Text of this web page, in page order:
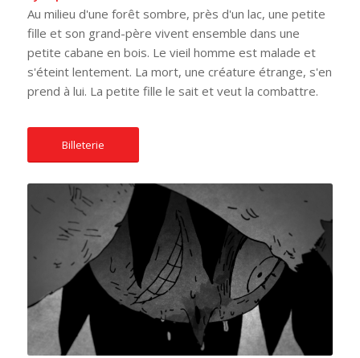
Au milieu d'une forêt sombre, près d'un lac, une petite
fille et son grand-père vivent ensemble dans une
petite cabane en bois. Le vieil homme est malade et
s'éteint lentement. La mort, une créature étrange, s'en
prend à lui. La petite fille le sait et veut la combattre.
Billeterie